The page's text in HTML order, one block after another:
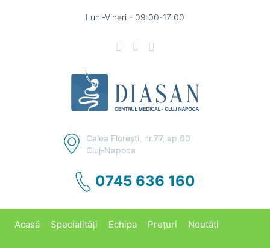
Luni-Vineri - 09:00-17:00
Calea Floreşti, nr.77, ap.60
Cluj-Napoca
0745 636 160
Acasă Specialități Echipa Prețuri Noutăți